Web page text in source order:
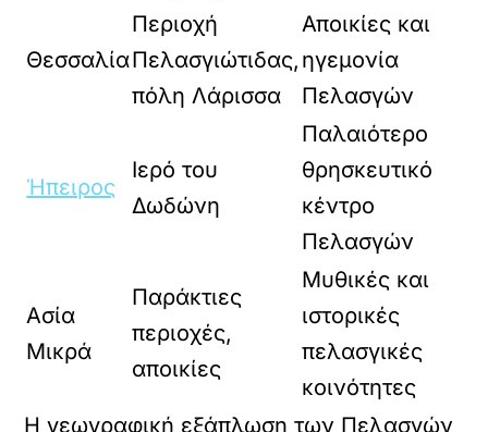
Θεσσαλία
Περιοχή
Πελασγιώτιδας,
πόλη Λάρισσα
Αποικίες και
ηγεμονία
Πελασγών
Ήπειρος
Ιερό του
Δωδώνη
Παλαιότερο
θρησκευτικό
κέντρο
Πελασγών
Ασία
Μικρά
Παράκτιες
περιοχές,
αποικίες
Μυθικές και
ιστορικές
πελασγικές
κοινότητες
Η γεωγραφική εξάπλωση των Πελασγών